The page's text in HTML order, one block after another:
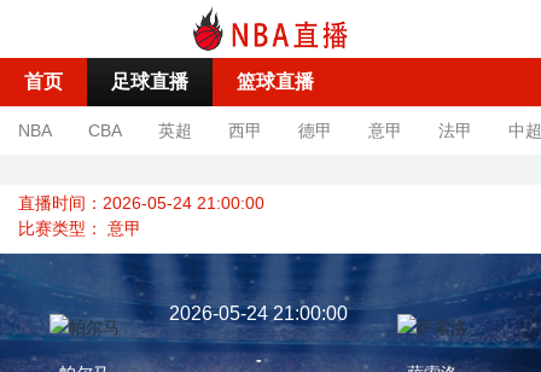
首页 足球直播 篮球直播
NBA CBA 英超 西甲 德甲 意甲 法甲 中超
直播时间：2026-05-24 21:00:00
比赛类型： 意甲
2026-05-24 21:00:00
-